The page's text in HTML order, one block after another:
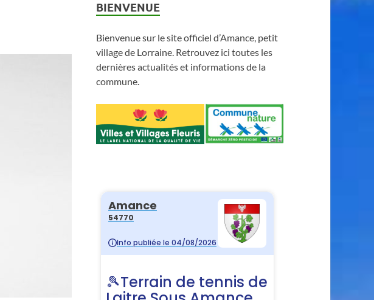
BIENVENUE
Bienvenue sur le site officiel d’Amance, petit
village de Lorraine. Retrouvez ici toutes les
dernières actualités et informations de la
commune.